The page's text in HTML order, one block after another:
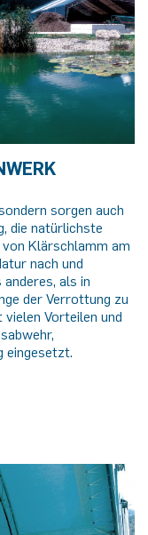
sorgen auch
die natürlichste
Klärschlamm am
nach und
als in
der Verrottung zu
Vorteilen und
eingesetzt.